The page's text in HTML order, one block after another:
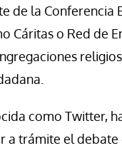
de la Conferencia
Cáritas o Red de
como Twitter,
trámite el debate